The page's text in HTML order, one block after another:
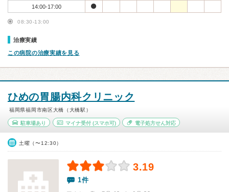
14:00-17:00
08:30-13:00
治療実績
この病院の治療実績を見る
ひめの胃腸内科クリニック
福岡県福岡市南区大橋（大橋駅）
駐車場あり マイナ受付(スマホ可) 電子処方せん対応
土曜（〜12:30）
3.19
1件